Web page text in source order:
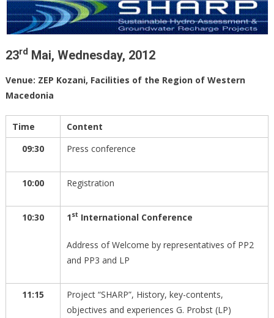
23rd Mai, Wednesday, 2012
Venue: ZEP Kozani, Facilities of the Region of Western
Macedonia
Time
Content
09:30
Press conference
10:00 Registration
10:30 1st International Conference
Address of Welcome by representatives of PP2
and PP3 and LP
11:15
Project “SHARP”, History, key-contents,
objectives and experiences G. Probst (LP)